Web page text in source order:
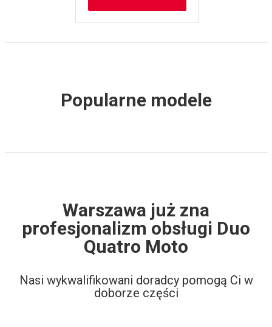
Popularne modele
Warszawa już zna
profesjonalizm obsługi Duo
Quatro Moto
Nasi wykwalifikowani doradcy pomogą Ci w
doborze części